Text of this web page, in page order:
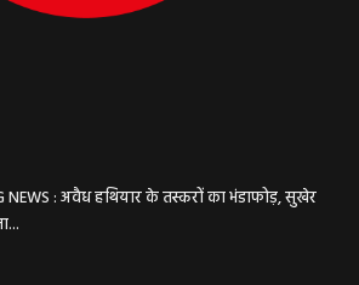
NEWS : अवैध हथियार के तस्करों का भंडाफोड़, सुखेर